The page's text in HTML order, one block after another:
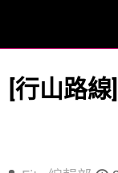
[行山路